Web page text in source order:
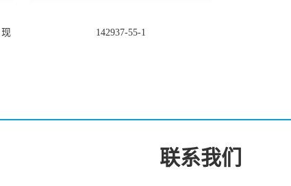
142937-55-1
联系我们